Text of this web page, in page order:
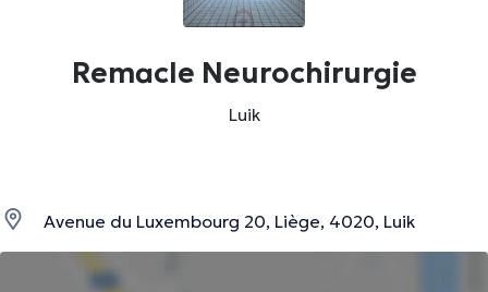
Remacle Neurochirurgie
Luik
Avenue du Luxembourg 20, Liège, 4020, Luik